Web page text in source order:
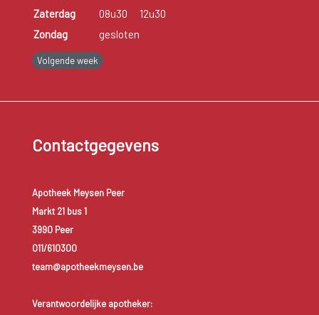
Zaterdag
08u30
12u30
Zondag
gesloten
Volgende week
Contactgegevens
Apotheek Meysen Peer
Markt 21 bus 1
3990 Peer
011/610300
team@apotheekmeysen.be
Verantwoordelijke apotheker: